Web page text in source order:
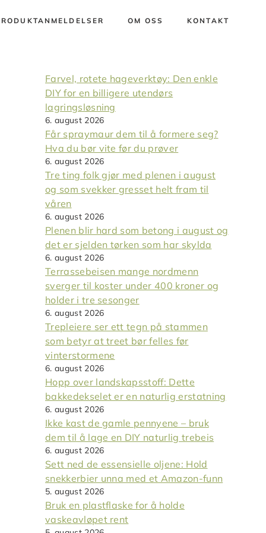
OM OSS KONTAKT
Farvel, rotete hageverktøy: Den enkle
DIY for en billigere utendørs
lagringsløsning
6. august 2026
Får spraymaur dem til å formere seg?
Hva du bør vite før du prøver
6. august 2026
Tre ting folk gjør med plenen i august
og som svekker gresset helt fram til
våren
6. august 2026
Plenen blir hard som betong i august og
det er sjelden tørken som har skylda
6. august 2026
Terrassebeisen mange nordmenn
sverger til koster under 400 kroner og
holder i tre sesonger
6. august 2026
Trepleiere ser ett tegn på stammen
som betyr at treet bør felles før
vinterstormene
6. august 2026
Hopp over landskapsstoff: Dette
bakkedekselet er en naturlig erstatning
6. august 2026
Ikke kast de gamle pennyene – bruk
dem til å lage en DIY naturlig trebeis
6. august 2026
Sett ned de essensielle oljene: Hold
snekkerbier unna med et Amazon-funn
5. august 2026
Bruk en plastflaske for å holde
vaskeavløpet rent